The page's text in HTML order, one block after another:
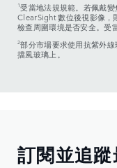
1受當地法規規範。若佩戴
ClearSight 數位後視影像，
檢查周圍環境是否安全。受
2部分市場要求使用抗紫外
擋風玻璃上。
訂閱並追